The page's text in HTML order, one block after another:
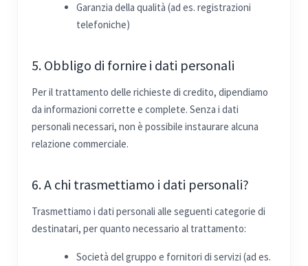
Garanzia della qualità (ad es. registrazioni
telefoniche)
5. Obbligo di fornire i dati personali
Per il trattamento delle richieste di credito, dipendiamo
da informazioni corrette e complete. Senza i dati
personali necessari, non è possibile instaurare alcuna
relazione commerciale.
6. A chi trasmettiamo i dati personali?
Trasmettiamo i dati personali alle seguenti categorie di
destinatari, per quanto necessario al trattamento:
Società del gruppo e fornitori di servizi (ad es.